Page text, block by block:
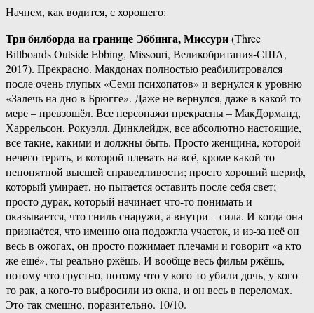
Начнем, как водится, с хорошего:
Три билборда на границе Эббинга, Миссури(Three
Billboards Outside Ebbing, Missouri, Великобритания-США,
2017). Прекрасно. Макдонах полностью реабилитровался
после очень глупых «Семи психопатов» и вернулся к уровню
«Залечь на дно в Брюгге». Даже не вернулся, даже в какой-то
мере – превзошёл. Все персонажи прекрасны – МакДорманд,
Харрельсон, Рокуэлл, Динклейдж, все абсолютно настоящие,
все такие, какими и должны быть. Просто женщина, которой
нечего терять, и которой плевать на всё, кроме какой-то
непонятной высшей справедливости; просто хороший шериф,
который умирает, но пытается оставить после себя свет;
просто дурак, который начинает что-то понимать и
оказывается, что гниль снаружи, а внутри – сила. И когда она
признаётся, что именно она подожгла участок, и из-за неё он
весь в ожогах, он просто пожимает плечами и говорит «а кто
же ещё», ты реально ржёшь. И вообще весь фильм ржёшь,
потому что грустно, потому что у кого-то убили дочь, у кого-
то рак, а кого-то выбросили из окна, и он весь в переломах.
Это так смешно, поразительно. 10/10.